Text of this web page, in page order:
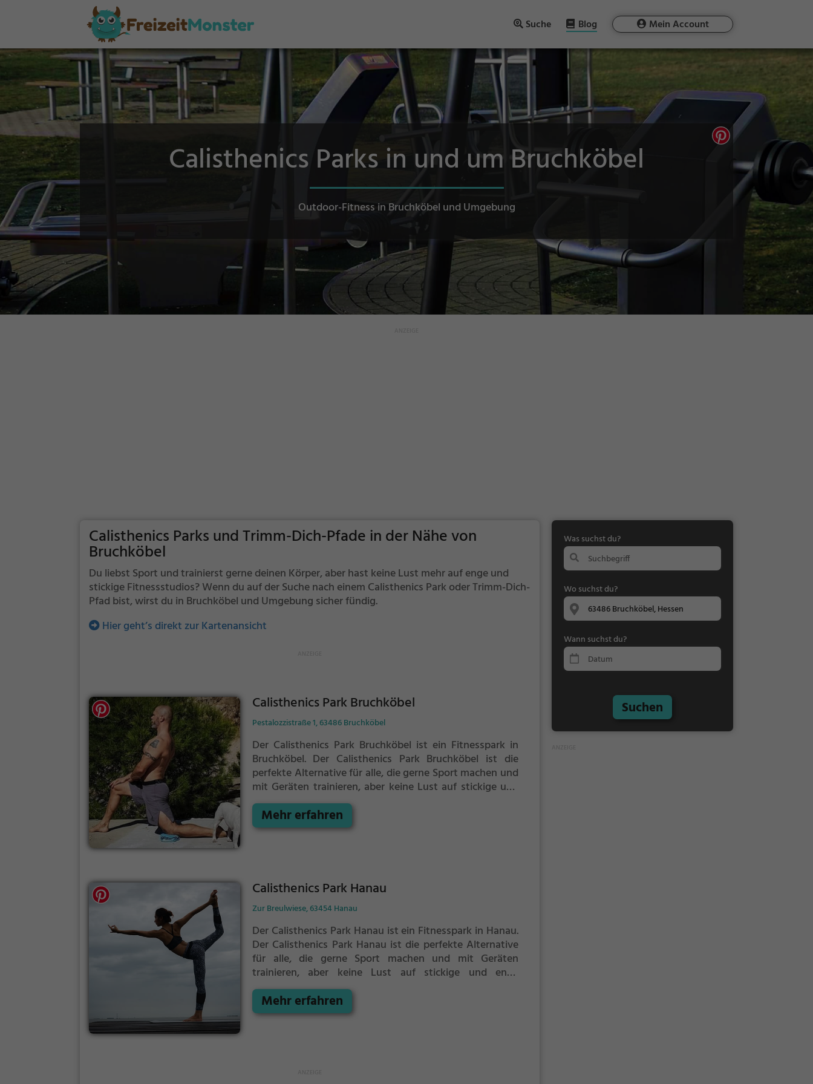
Suche Blog Mein Account
Calisthenics Parks in und um Bruchköbel
Outdoor-Fitness in Bruchköbel und Umgebung
Calisthenics Parks und Trimm-Dich-Pfade in der Nähe von
Bruchköbel
Du liebst Sport und trainierst gerne deinen Körper, aber hast keine Lust mehr auf enge und
stickige Fitnessstudios? Wenn du auf der Suche nach einem Calisthenics Park oder Trimm-Dich-
Pfad bist, wirst du in Bruchköbel und Umgebung sicher fündig.
Hier geht’s direkt zur Kartenansicht
Calisthenics Park Bruchköbel
Pestalozzistraße 1, 63486 Bruchköbel
Der Calisthenics Park Bruchköbel ist ein Fitnesspark in
Bruchköbel. Der Calisthenics Park Bruchköbel ist die
perfekte Alternative für alle, die gerne Sport machen und
mit Geräten trainieren, aber keine Lust auf stickige und
enge Fitnessstudios haben.
Mehr erfahren
Calisthenics Park Hanau
Zur Breulwiese, 63454 Hanau
Der Calisthenics Park Hanau ist ein Fitnesspark in Hanau.
Der Calisthenics Park Hanau ist die perfekte Alternative
für alle, die gerne Sport machen und mit Geräten
trainieren, aber keine Lust auf stickige und enge
Fitnessstudios haben.
im Fitnessstudio aber an der frischen Luft. Im
Calisthenics Park Hanau findest du folgende Geräte für
Mehr erfahren
Was suchst du?
Wo suchst du?
Wann suchst du?
Suchen